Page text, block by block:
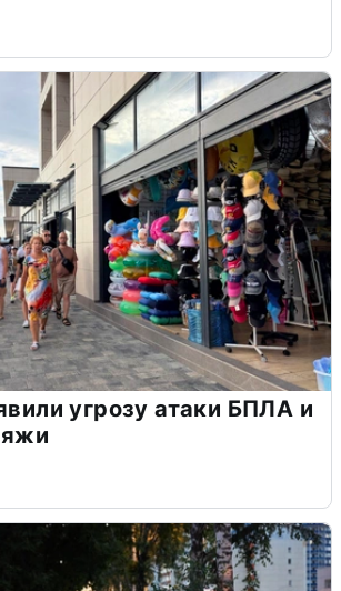
угрозу атаки БПЛА и